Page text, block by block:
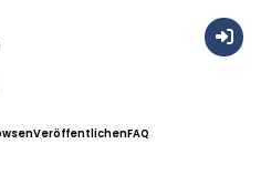
VeröffentlichenFAQ